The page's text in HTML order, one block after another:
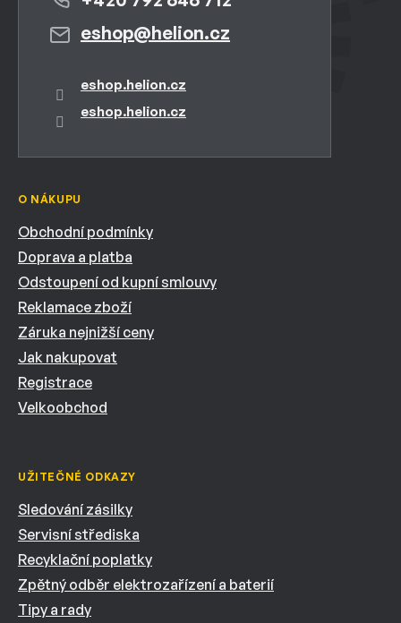
eshop@helion.cz
eshop.helion.cz
eshop.helion.cz
O NÁKUPU
Obchodní podmínky
Doprava a platba
Odstoupení od kupní smlouvy
Reklamace zboží
Záruka nejnižší ceny
Jak nakupovat
Registrace
Velkoobchod
UŽITEČNÉ ODKAZY
Sledování zásilky
Servisní střediska
Recyklační poplatky
Zpětný odběr elektrozařízení a baterií
Tipy a rady